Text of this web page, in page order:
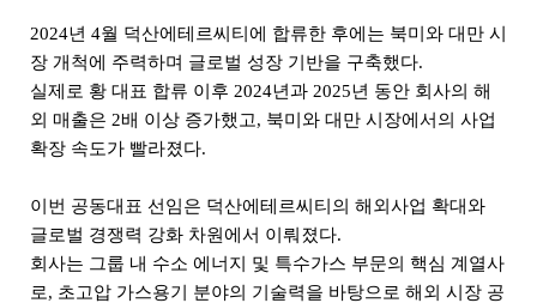
2024년 4월 덕산에테르씨티에 합류한 후에는 북미와 대만 시
장 개척에 주력하며 글로벌 성장 기반을 구축했다.
실제로 황 대표 합류 이후 2024년과 2025년 동안 회사의 해
외 매출은 2배 이상 증가했고, 북미와 대만 시장에서의 사업
확장 속도가 빨라졌다.
이번 공동대표 선임은 덕산에테르씨티의 해외사업 확대와
글로벌 경쟁력 강화 차원에서 이뤄졌다.
회사는 그룹 내 수소 에너지 및 특수가스 부문의 핵심 계열사
로, 초고압 가스용기 분야의 기술력을 바탕으로 해외 시장 공